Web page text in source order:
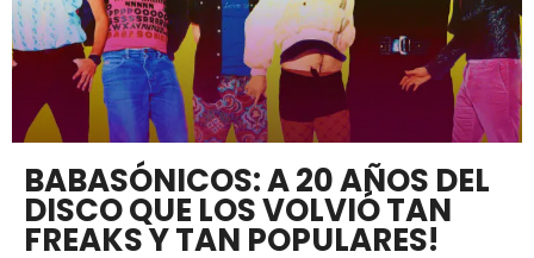
BABASÓNICOS: A 20 AÑOS DEL
DISCO QUE LOS VOLVIÓ TAN
FREAKS Y TAN POPULARES!